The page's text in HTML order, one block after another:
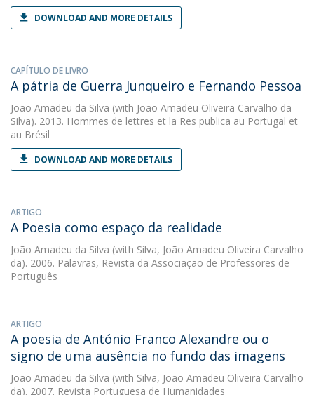
DOWNLOAD AND MORE DETAILS
CAPÍTULO DE LIVRO
A pátria de Guerra Junqueiro e Fernando Pessoa
João Amadeu da Silva (with João Amadeu Oliveira Carvalho da
Silva). 2013. Hommes de lettres et la Res publica au Portugal et
au Brésil
DOWNLOAD AND MORE DETAILS
ARTIGO
A Poesia como espaço da realidade
João Amadeu da Silva (with Silva, João Amadeu Oliveira Carvalho
da). 2006. Palavras, Revista da Associação de Professores de
Português
ARTIGO
A poesia de António Franco Alexandre ou o
signo de uma ausência no fundo das imagens
João Amadeu da Silva (with Silva, João Amadeu Oliveira Carvalho
da). 2007. Revista Portuguesa de Humanidades